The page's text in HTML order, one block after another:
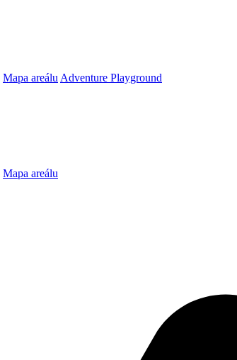
Mapa areálu Adventure Playground
Mapa areálu